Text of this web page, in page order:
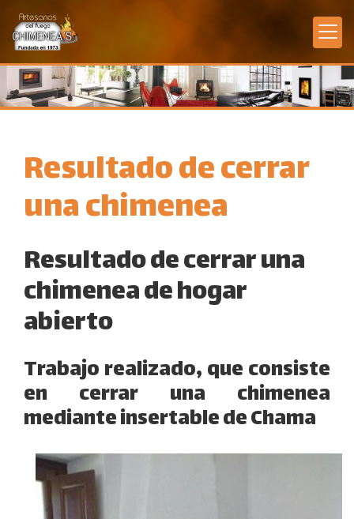
Resultado de cerrar
una chimenea
Resultado de cerrar una
chimenea de hogar
abierto
Trabajo realizado, que consiste
en cerrar una chimenea
mediante insertable de Chama